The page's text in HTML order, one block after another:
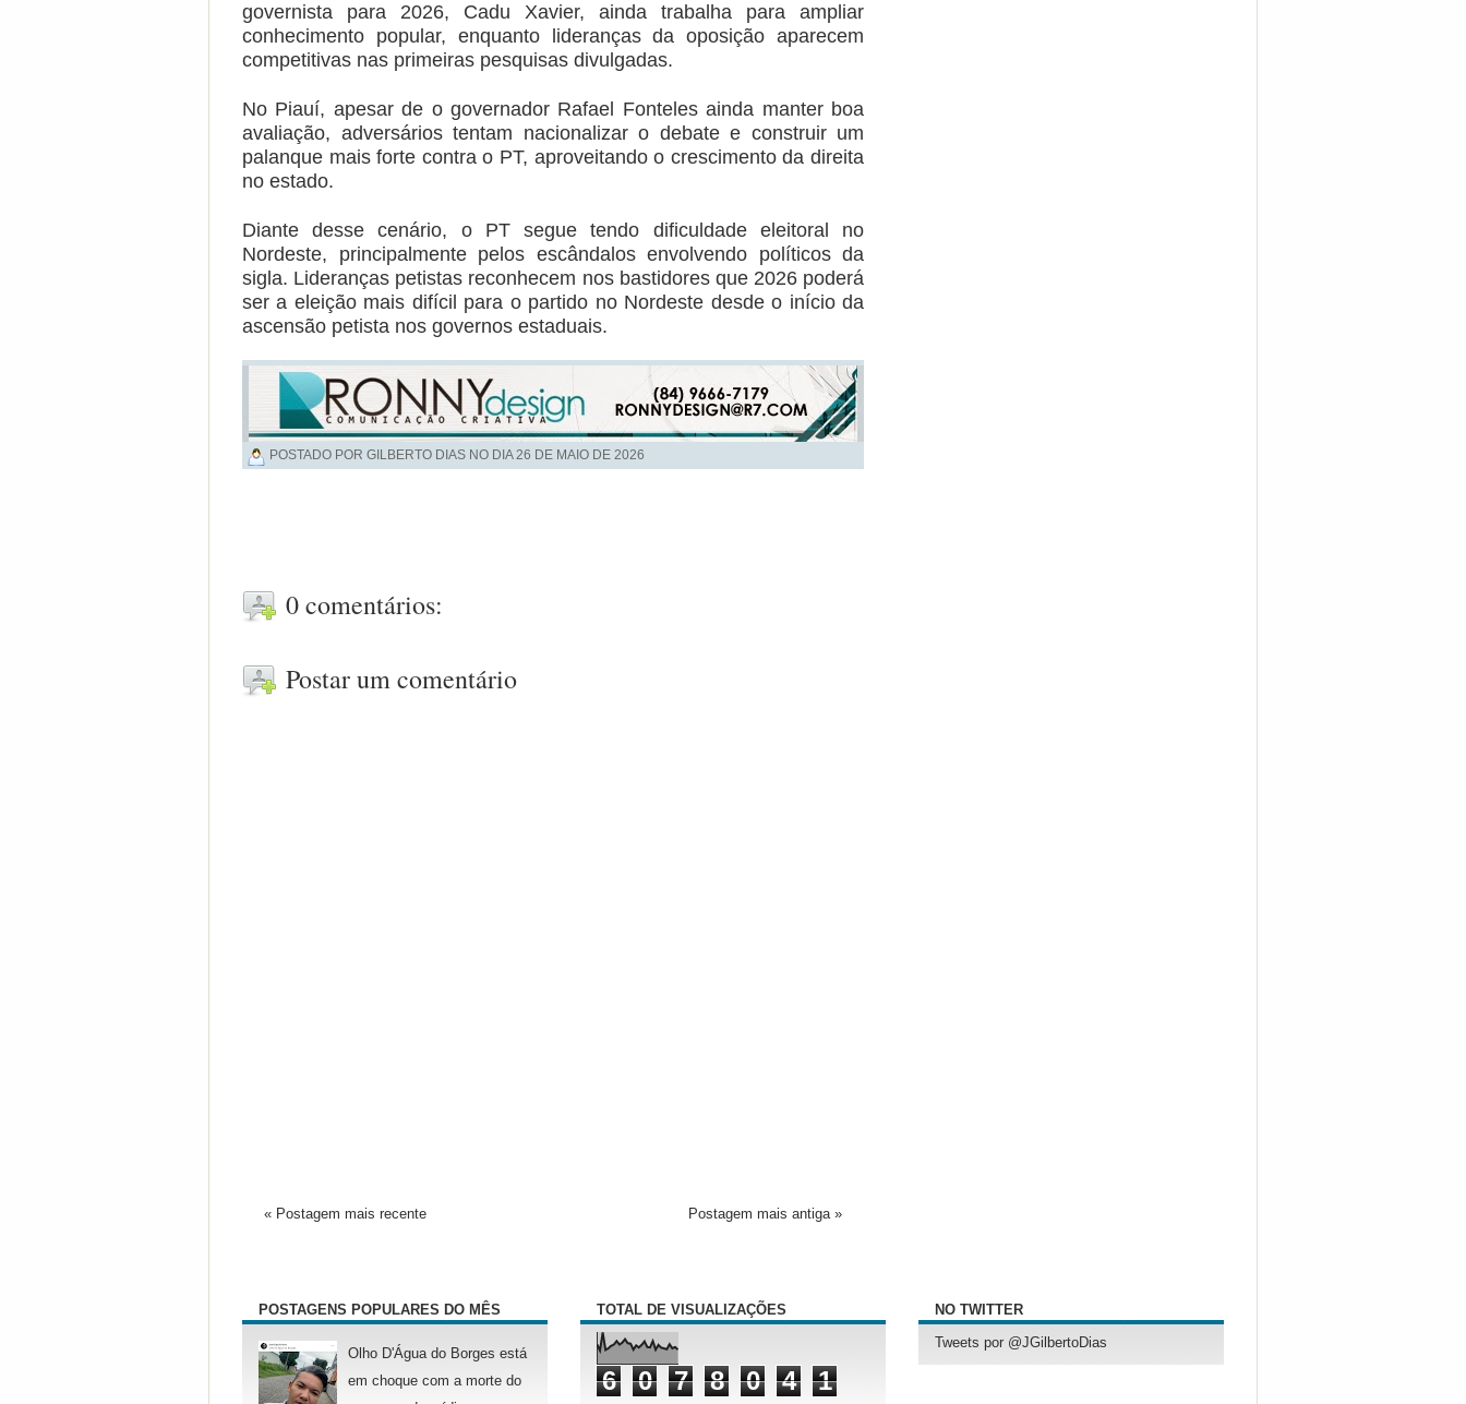
governista para 2026, Cadu Xavier, ainda trabalha para ampliar
competitivas nas primeiras pesquisas divulgadas.
No Piauí, apesar de o governador Rafael Fonteles ainda manter boa
avaliação, adversários tentam nacionalizar o debate e construir um
palanque mais forte contra o PT, aproveitando o crescimento da direita
no estado.
Diante desse cenário, o PT segue tendo dificuldade eleitoral no
Nordeste, principalmente pelos escândalos envolvendo políticos da
sigla. Lideranças petistas reconhecem nos bastidores que 2026 poderá
ser a eleição mais difícil para o partido no Nordeste desde o início da
ascensão petista nos governos estaduais.
POSTADO POR GILBERTO DIAS NO DIA26 DE MAIO DE 2026
0 comentários:
Postar um comentário
« Postagem mais recente Postagem mais antiga »
POSTAGENS POPULARES DO MÊS
Olho D'Água do Borges está
em choque com a morte do
TOTAL DE VISUALIZAÇÕES
6 0 7 8 0 4 1
NO TWITTER
Tweets por @JGilbertoDias